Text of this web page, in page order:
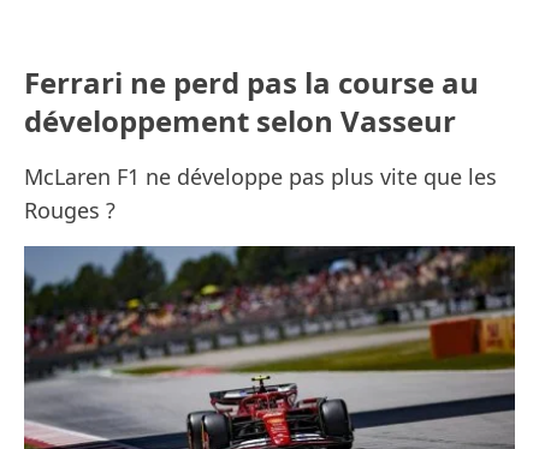
Ferrari ne perd pas la course au
développement selon Vasseur
McLaren F1 ne développe pas plus vite que les
Rouges ?